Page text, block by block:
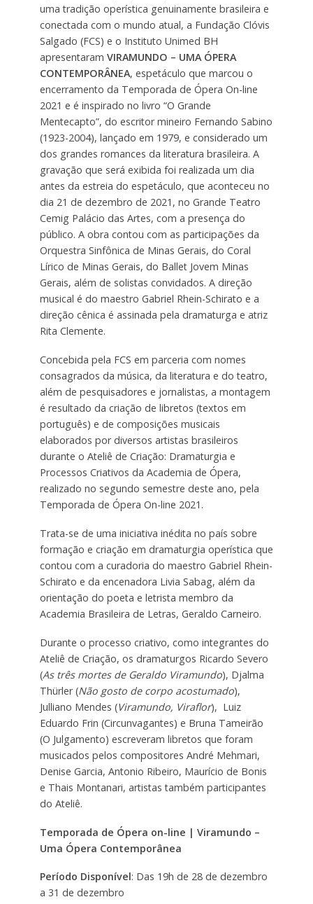
uma tradição operística genuinamente brasileira e
conectada com o mundo atual, a Fundação Clóvis
Salgado (FCS) e o Instituto Unimed BH
apresentaram VIRAMUNDO – UMA ÓPERA
CONTEMPORÂNEA, espetáculo que marcou o
encerramento da Temporada de Ópera On-line
2021 e é inspirado no livro “O Grande
Mentecapto”, do escritor mineiro Fernando Sabino
(1923-2004), lançado em 1979, e considerado um
dos grandes romances da literatura brasileira. A
gravação que será exibida foi realizada um dia
antes da estreia do espetáculo, que aconteceu no
dia 21 de dezembro de 2021, no Grande Teatro
Cemig Palácio das Artes, com a presença do
público. A obra contou com as participações da
Orquestra Sinfônica de Minas Gerais, do Coral
Lírico de Minas Gerais, do Ballet Jovem Minas
Gerais, além de solistas convidados. A direção
musical é do maestro Gabriel Rhein-Schirato e a
direção cênica é assinada pela dramaturga e atriz
Rita Clemente.
Concebida pela FCS em parceria com nomes
consagrados da música, da literatura e do teatro,
além de pesquisadores e jornalistas, a montagem
é resultado da criação de libretos (textos em
português) e de composições musicais
elaborados por diversos artistas brasileiros
durante o Ateliê de Criação: Dramaturgia e
Processos Criativos da Academia de Ópera,
realizado no segundo semestre deste ano, pela
Temporada de Ópera On-line 2021.
Trata-se de uma iniciativa inédita no país sobre
formação e criação em dramaturgia operística que
contou com a curadoria do maestro Gabriel Rhein-
Schirato e da encenadora Livia Sabag, além da
orientação do poeta e letrista membro da
Academia Brasileira de Letras, Geraldo Carneiro.
Durante o processo criativo, como integrantes do
Ateliê de Criação, os dramaturgos Ricardo Severo
(As três mortes de Geraldo Viramundo), Djalma
Thürler (Não gosto de corpo acostumado),
Julliano Mendes (Viramundo, Viraflor), Luiz
Eduardo Frin (Circunvagantes) e Bruna Tameirão
(O Julgamento) escreveram libretos que foram
musicados pelos compositores André Mehmari,
Denise Garcia, Antonio Ribeiro, Maurício de Bonis
e Thais Montanari, artistas também participantes
do Ateliê.
Temporada de Ópera on-line | Viramundo –
Uma Ópera Contemporânea
Período Disponível: Das 19h de 28 de dezembro
a 31 de dezembro